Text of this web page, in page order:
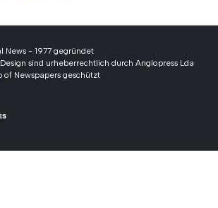
News - 1977 gegründet
sind urheberrechtlich durch Anglopress Lda
of Newspapers geschützt